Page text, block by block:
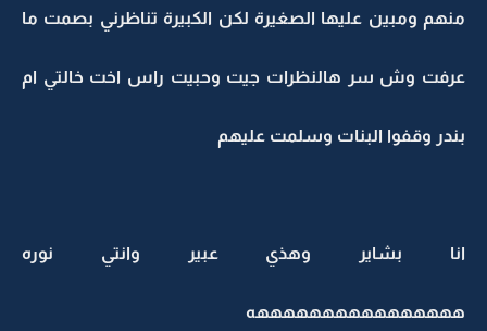
منهم ومبين عليها الصغيرة لكن الكبيرة تناظرني بصمت ما
عرفت وش سر هالنظرات جيت وحبيت راس اخت خالتي ام
بندر وقفوا البنات وسلمت عليهم
انا بشاير وهذي عبير وانتي نوره
ههههههههههههههههه